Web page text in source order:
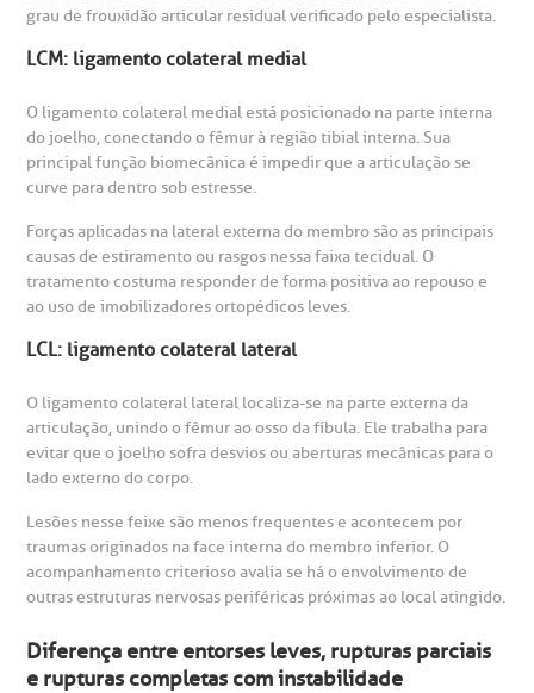
Endereço:
R. Martiniano de Carvalho, 965
CEP: 01323-001 | Bela Vista
São Paulo - SP
Clínica Medicina da Mulher
a BP
Conosco
de Benchmarking
Centro de Doenças Autoimunes
Cirurgia
frequentes
de Sangue
de órgãos
de cuidado
grau de frouxidão articular residual verificado pelo especialista.
LCM: ligamento colateral medial
O ligamento colateral medial está posicionado na parte interna
do joelho, conectando o fêmur à região tibial interna. Sua
principal função biomecânica é impedir que a articulação se
curve para dentro sob estresse.
Forças aplicadas na lateral externa do membro são as principais
causas de estiramento ou rasgos nessa faixa tecidual. O
tratamento costuma responder de forma positiva ao repouso e
ao uso de imobilizadores ortopédicos leves.
LCL: ligamento colateral lateral
O ligamento colateral lateral localiza-se na parte externa da
articulação, unindo o fêmur ao osso da fíbula. Ele trabalha para
evitar que o joelho sofra desvios ou aberturas mecânicas para o
lado externo do corpo.
Lesões nesse feixe são menos frequentes e acontecem por
traumas originados na face interna do membro inferior. O
acompanhamento criterioso avalia se há o envolvimento de
outras estruturas nervosas periféricas próximas ao local atingido.
Diferença entre entorses leves, rupturas parciais
e rupturas completas com instabilidade